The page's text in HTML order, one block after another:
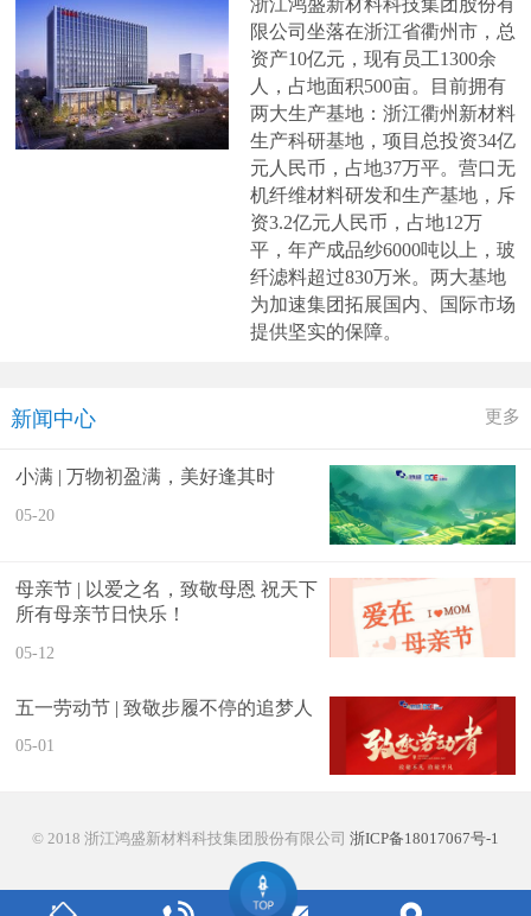
浙江鸿盛新材料科技集团股份有
限公司 坐落在浙江省衢州市，总
资产10亿元，现有员工1300余
人，占地面积500亩。目前拥有
两大生产基地：浙江衢州新材料
生产科研基地，项目总投资34亿
元人民币，占地37万平。营口无
机纤维材料研发和生产基地，斥
资3.2亿元人民币，占地12万
平，年产成品纱6000吨以上，玻
纤滤料超过830万米。两大基地
为加速集团拓展国内、国际市场
提供坚实的保障。
新闻中心 更多
小满 | 万物初盈满，美好逢其时
05-20
母亲节 | 以爱之名，致敬母恩 祝天下
所有母亲节日快乐！
05-12
五一劳动节 | 致敬步履不停的追梦人
05-01
© 2018 浙江鸿盛新材料科技集团股份有限公司 浙ICP备18017067号-1